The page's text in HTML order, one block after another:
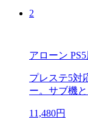
2
アローン
プレステ5対
ー。サブ機と
11,480円